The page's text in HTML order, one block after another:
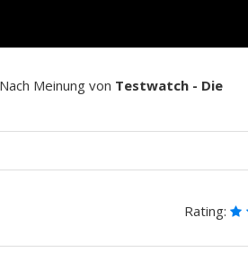
Meinung von Testwatch - Die
Rating: